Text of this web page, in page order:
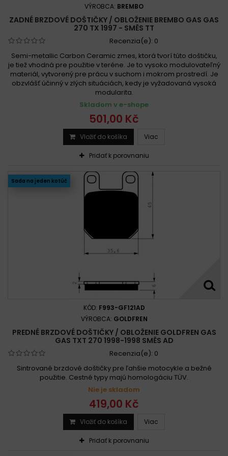
VÝROBCA: BREMBO
ZADNÉ BRZDOVÉ DOŠTIČKY / OBLOŽENIE BREMBO GAS GAS
270 TX 1997 - SMĚS TT
Recenzia(e): 0
Semi-metallic Carbon Ceramic zmes, ktorá tvorí túto doštičku,
je tiež vhodná pre použitie v teréne. Je to vysoko modulovateľný
materiál, vytvorený pre prácu v suchom i mokrom prostredí. Je
obzvlášť účinný v zlých situáciách, kedy je vyžadovaná vysoká
modularita.
Skladom v e-shope
501,00 Kč
Vložiť do košíka Viac
Pridať k porovnaniu
Sada na jeden kotúč
KÓD: F993-GF121AD
VÝROBCA: GOLDFREN
PREDNÉ BRZDOVÉ DOŠTIČKY / OBLOŽENIE GOLDFREN GAS
GAS TXT 270 1998-1998 SMĚS AD
Recenzia(e): 0
Sintrované brzdové doštičky pre ľahšie motocykle a bežné
použitie. Cestné typy majú homologáciu TÜV.
Nie je skladom
419,00 Kč
Vložiť do košíka Viac
Pridať k porovnaniu